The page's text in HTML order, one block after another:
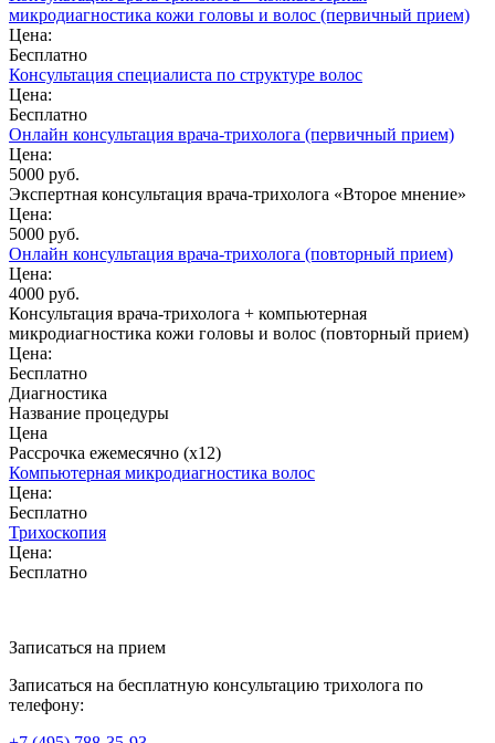
микродиагностика кожи головы и волос (первичный прием)
Цена:
Бесплатно
Консультация специалиста по структуре волос
Цена:
Бесплатно
Онлайн консультация врача-трихолога (первичный прием)
Цена:
5000 руб.
Экспертная консультация врача-трихолога «Второе мнение»
Цена:
5000 руб.
Онлайн консультация врача-трихолога (повторный прием)
Цена:
4000 руб.
Консультация врача-трихолога + компьютерная
микродиагностика кожи головы и волос (повторный прием)
Цена:
Бесплатно
Диагностика
Название процедуры
Цена
Рассрочка ежемесячно (x12)
Компьютерная микродиагностика волос
Цена:
Бесплатно
Трихоскопия
Цена:
Бесплатно
Записаться на прием
Записаться на бесплатную консультацию трихолога по
телефону: